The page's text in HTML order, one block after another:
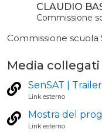
CLAUDIO
Commissione
Commissione scuola
Media collegati
SenSAT |
Link esterno
Mostra del
Link esterno